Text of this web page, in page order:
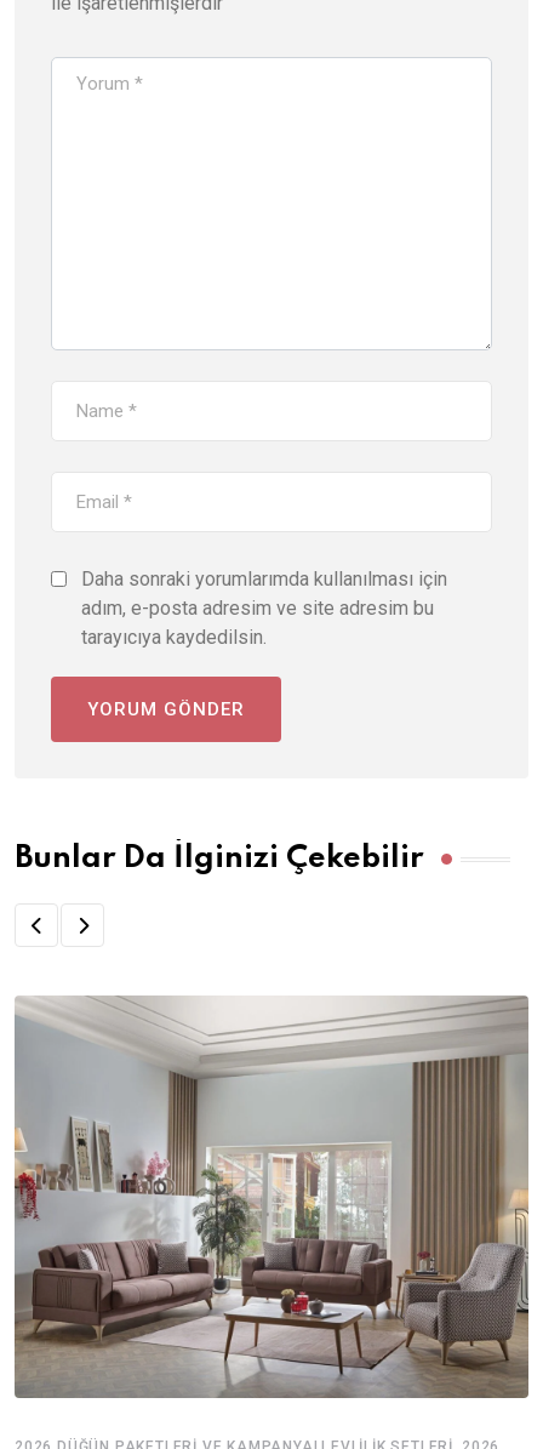
Daha sonraki yorumlarımda kullanılması için
adım, e-posta adresim ve site adresim bu
tarayıcıya kaydedilsin.
Bunlar Da İlginizi Çekebilir